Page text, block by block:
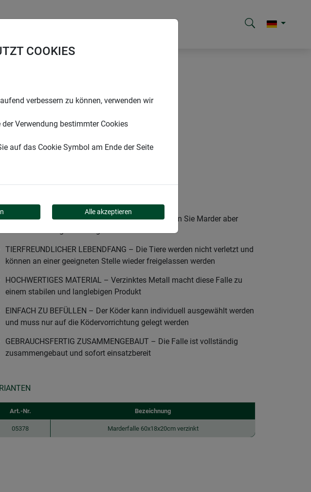
SCHLUSS MIT MARDERN – Mit dieser Falle können Sie Marder aber
TIERFREUNDLICHER LEBENDFANG – Die Tiere werden nicht verletzt und
können an einer geeigneten Stelle wieder freigelassen werden
HOCHWERTIGES MATERIAL – Verzinktes Metall macht diese Falle zu
einem stabilen und langlebigen Produkt
EINFACH ZU BEFÜLLEN – Der Köder kann individuell ausgewählt werden
und muss nur auf die Ködervorrichtung gelegt werden
GEBRAUCHSFERTIG ZUSAMMENGEBAUT – Die Falle ist vollständig
zusammengebaut und sofort einsatzbereit
Art.-Nr. Bezeichnung
05378 Marderfalle 60x18x20cm verzinkt
COOKIES
verbessern zu können, verwenden wir
Verwendung bestimmter Cookies
auf das Cookie Symbol am Ende der Seite
Alle akzeptieren